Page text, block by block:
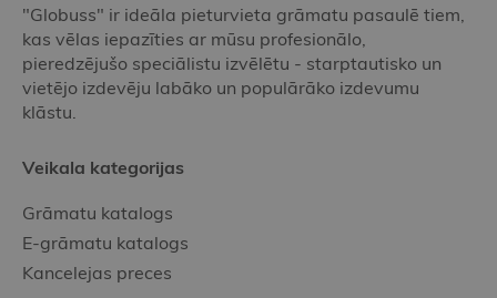
"Globuss" ir ideāla pieturvieta grāmatu pasaulē tiem,
kas vēlas iepazīties ar mūsu profesionālo,
pieredzējušo speciālistu izvēlētu - starptautisko un
vietējo izdevēju labāko un populārāko izdevumu
klāstu.
Veikala kategorijas
Grāmatu katalogs
E-grāmatu katalogs
Kancelejas preces